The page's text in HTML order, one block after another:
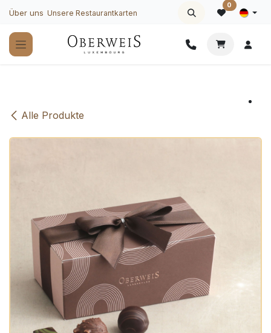
Zum Inhalt springen
Über uns Unsere Restaurantkarten
0
Alle Produkte